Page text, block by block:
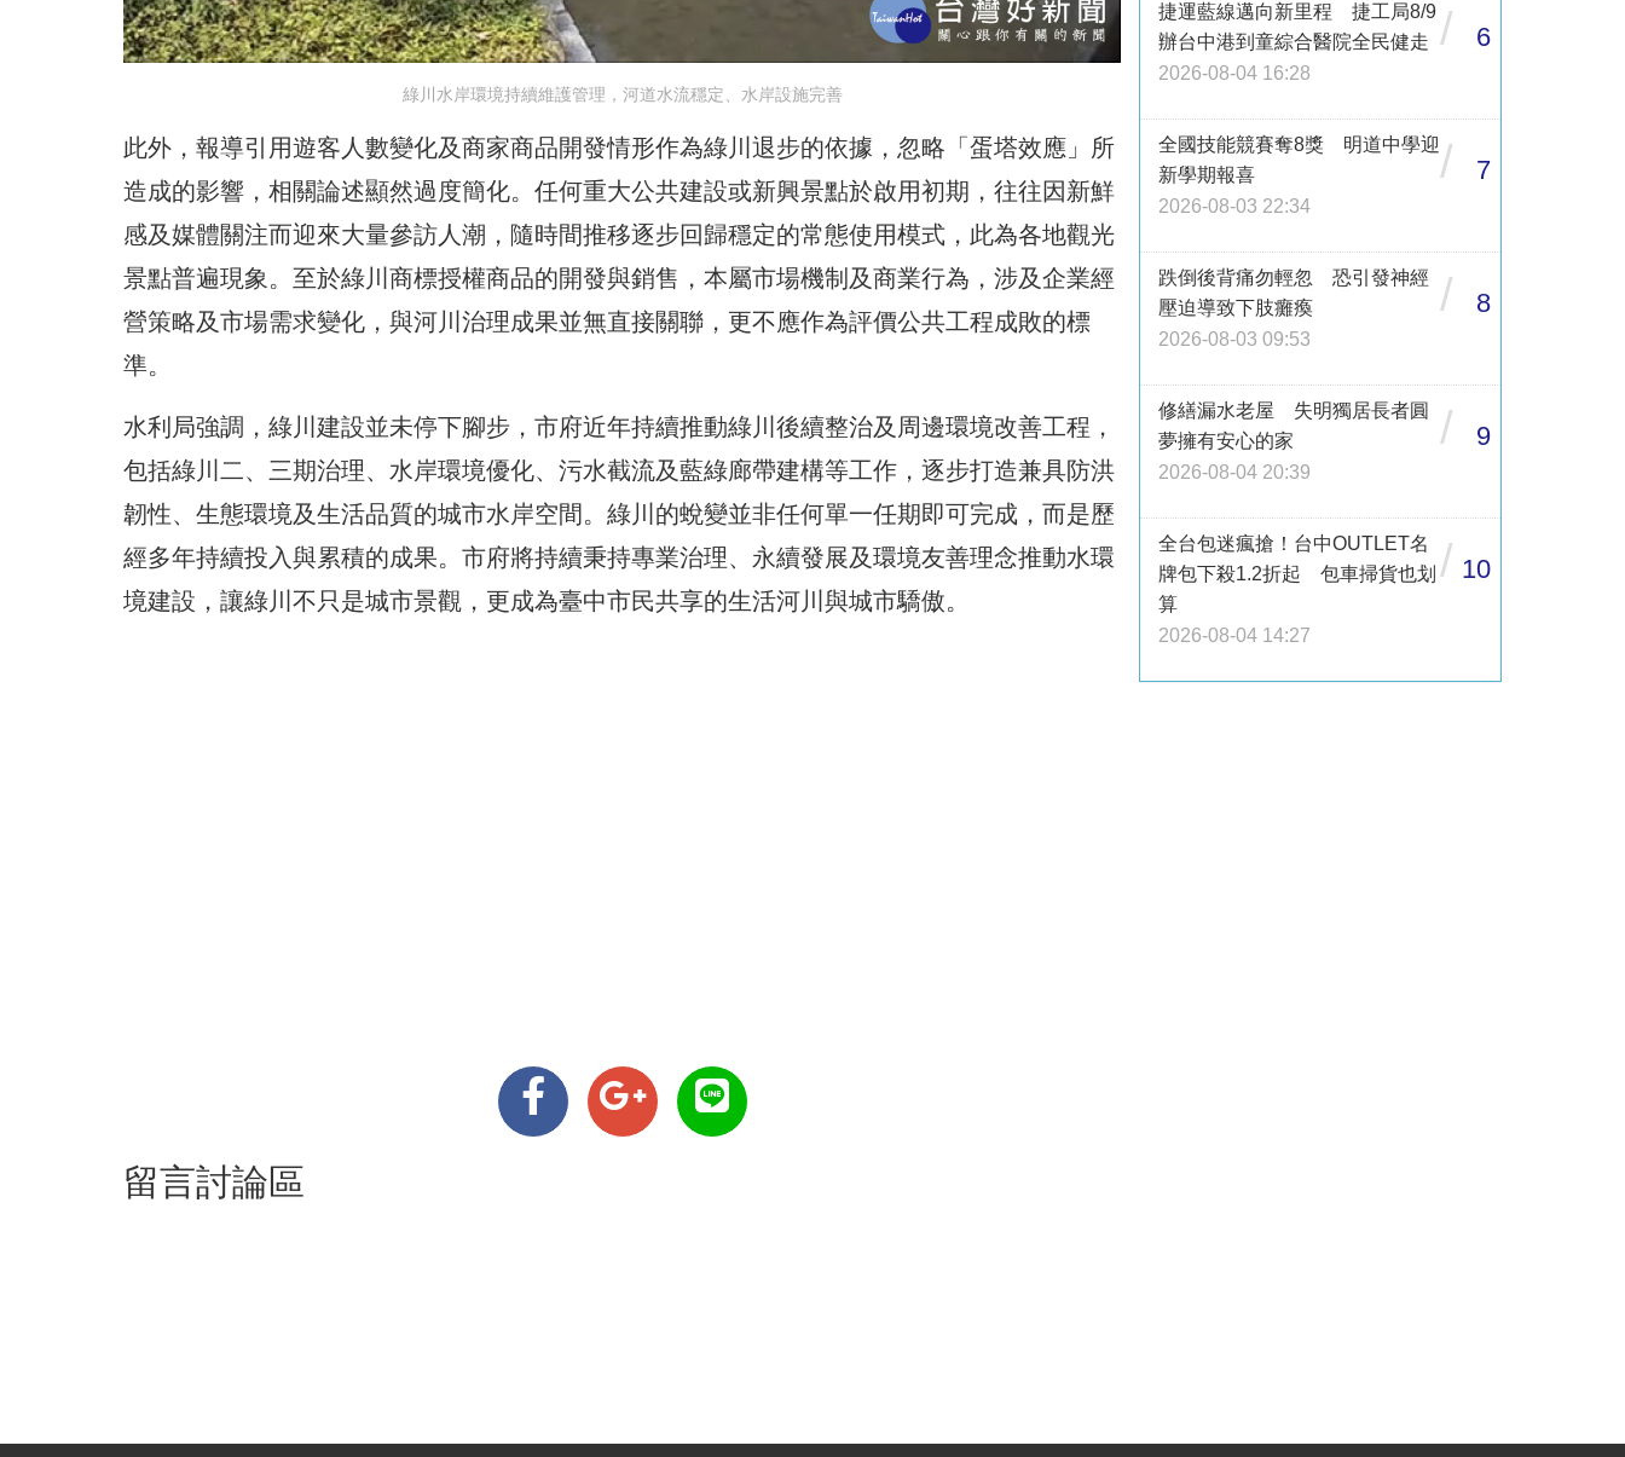
綠川水岸環境持續維護管理，河道水流穩定、水岸設施完善
此外，報導引用遊客人數變化及商家商品開發情形作為綠川退步的依據，忽略「蛋塔效應」所
造成的影響，相關論述顯然過度簡化。任何重大公共建設或新興景點於啟用初期，往往因新鮮
感及媒體關注而迎來大量參訪人潮，隨時間推移逐步回歸穩定的常態使用模式，此為各地觀光
景點普遍現象。至於綠川商標授權商品的開發與銷售，本屬市場機制及商業行為，涉及企業經
營策略及市場需求變化，與河川治理成果並無直接關聯，更不應作為評價公共工程成敗的標
準。
水利局強調，綠川建設並未停下腳步，市府近年持續推動綠川後續整治及周邊環境改善工程，
包括綠川二、三期治理、水岸環境優化、污水截流及藍綠廊帶建構等工作，逐步打造兼具防洪
韌性、生態環境及生活品質的城市水岸空間。綠川的蛻變並非任何單一任期即可完成，而是歷
經多年持續投入與累積的成果。市府將持續秉持專業治理、永續發展及環境友善理念推動水環
境建設，讓綠川不只是城市景觀，更成為臺中市民共享的生活河川與城市驕傲。
留言討論區
捷運藍線邁向新里程 捷工局8/9
辦台中港到童綜合醫院全民健走
2026-08-04 16:28
/ 6
全國技能競賽奪8獎 明道中學迎
新學期報喜
2026-08-03 22:34
/ 7
跌倒後背痛勿輕忽 恐引發神經
壓迫導致下肢癱瘓
2026-08-03 09:53
/ 8
修繕漏水老屋 失明獨居長者圓
夢擁有安心的家
2026-08-04 20:39
/ 9
全台包迷瘋搶！台中OUTLET名
牌包下殺1.2折起 包車掃貨也划
算
2026-08-04 14:27
/ 10